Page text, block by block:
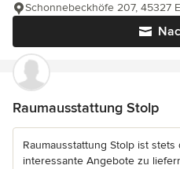
Schonnebeckhöfe 207, 45327
Raumausstattung Stolp
Raumausstattung Stolp ist
interessante Angebote zu